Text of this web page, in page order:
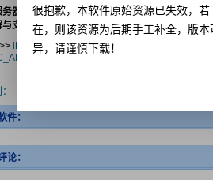
务器不稳定，若无法下载，请收藏本页，过一天
与支持！
Demonoid_www.Demonoid.pw-
件：
论：
很抱歉，本软件原始资源已失效，若
在，则该资源为后期手工补全，版本
异，请谨慎下载！